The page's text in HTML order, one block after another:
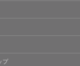
いて】
個人情報に関する
他お問い合わせ
プ